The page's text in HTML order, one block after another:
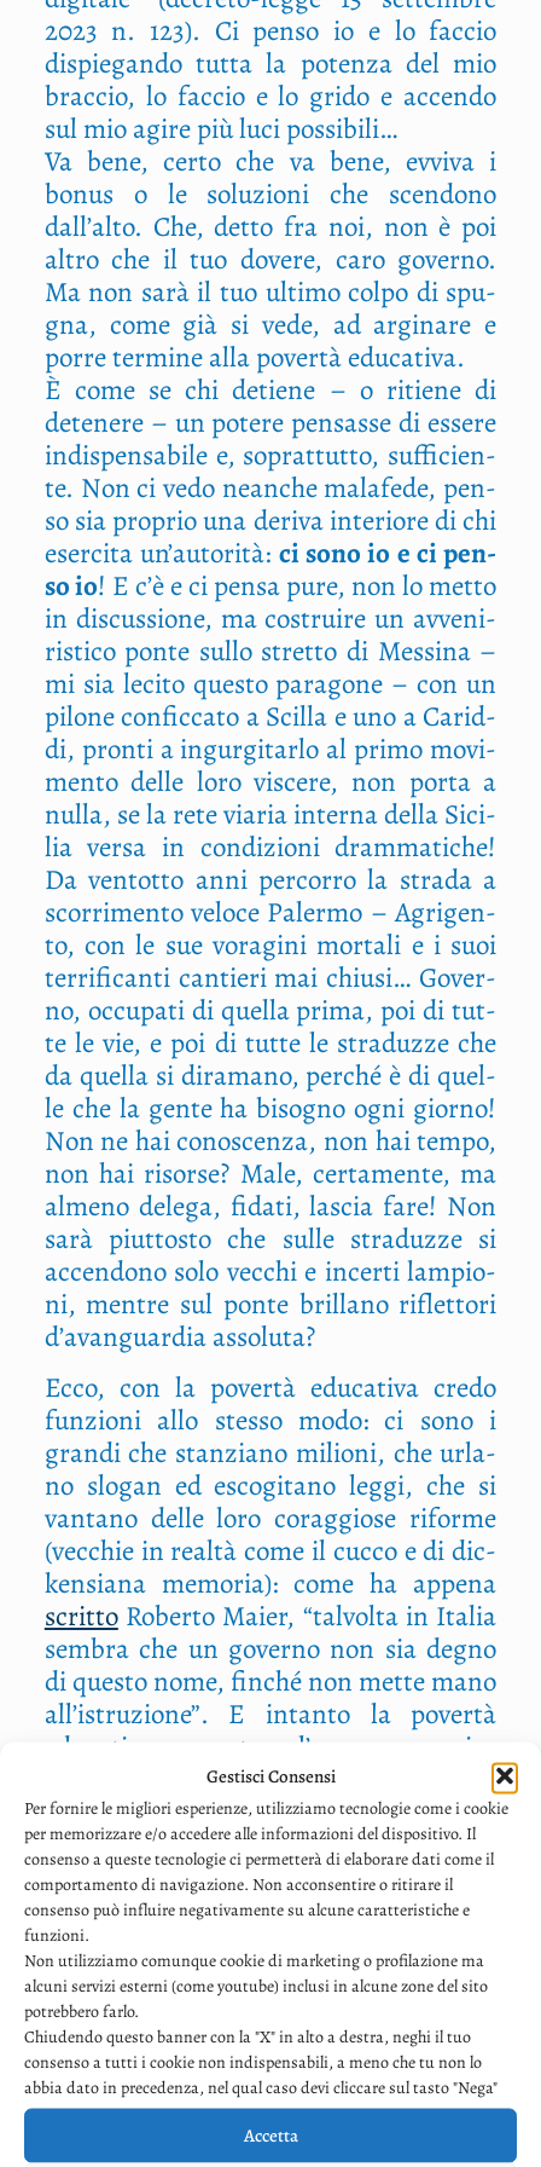
Gestisci Consensi
Per fornire le migliori esperienze, utilizziamo tecnologie come i cookie
per memorizzare e/o accedere alle informazioni del dispositivo. Il
consenso a queste tecnologie ci permetterà di elaborare dati come il
comportamento di navigazione. Non acconsentire o ritirare il
consenso può influire negativamente su alcune caratteristiche e
funzioni.
Non utilizziamo comunque cookie di marketing o profilazione ma
alcuni servizi esterni (come youtube) inclusi in alcune zone del sito
potrebbero farlo.
Chiudendo questo banner con la "X" in alto a destra, neghi il tuo
consenso a tutti i cookie non indispensabili, a meno che tu non lo
abbia dato in precedenza, nel qual caso devi cliccare sul tasto "Nega"
Accetta
2023 n. 123). Ci pen­so io e lo fac­cio
dispie­gan­do tut­ta la poten­za del mio
brac­cio, lo fac­cio e lo gri­do e accen­do
sul mio agi­re più luci possibili…
Va bene, cer­to che va bene, evvi­va i
bonus o le solu­zio­ni che scen­do­no
dall’alto. Che, det­to fra noi, non è poi
altro che il tuo dove­re, caro gover­no.
Ma non sarà il tuo ulti­mo col­po di spu­
gna, come già si vede, ad argi­na­re e
por­re ter­mi­ne alla pover­tà educativa.
È come se chi detie­ne – o ritie­ne di
dete­ne­re – un pote­re pen­sas­se di esse­re
indi­spen­sa­bi­le e, soprat­tut­to, suf­fi­cien­
te. Non ci vedo nean­che mala­fe­de, pen­
so sia pro­prio una deri­va inte­rio­re di chi
eser­ci­ta un’autorità: ci sono io e ci pen­
so io! E c’è e ci pen­sa pure, non lo met­to
in discus­sio­ne, ma costrui­re un avve­ni­
ri­sti­co pon­te sul­lo stret­to di Mes­si­na –
mi sia leci­to que­sto para­go­ne – con un
pilo­ne con­fic­ca­to a Scil­la e uno a Carid­
di, pron­ti a ingur­gi­tar­lo al pri­mo movi­
men­to del­le loro visce­re, non por­ta a
nul­la, se la rete via­ria inter­na del­la Sici­
lia ver­sa in con­di­zio­ni dram­ma­ti­che!
Da ven­tot­to anni per­cor­ro la stra­da a
scor­ri­men­to velo­ce Paler­mo – Agri­gen­
to, con le sue vora­gi­ni mor­ta­li e i suoi
ter­ri­fi­can­ti can­tie­ri mai chiu­si… Gover­
no, occu­pa­ti di quel­la pri­ma, poi di tut­
te le vie, e poi di tut­te le stra­duz­ze che
da quel­la si dira­ma­no, per­ché è di quel­
le che la gen­te ha biso­gno ogni gior­no!
Non ne hai cono­scen­za, non hai tem­po,
non hai risor­se? Male, cer­ta­men­te, ma
alme­no dele­ga, fida­ti, lascia fare! Non
sarà piut­to­sto che sul­le stra­duz­ze si
accen­do­no solo vec­chi e incer­ti lam­pio­
ni, men­tre sul pon­te bril­la­no riflet­to­ri
d’avanguardia assoluta?
Ecco, con la pover­tà edu­ca­ti­va cre­do
fun­zio­ni allo stes­so modo: ci sono i
gran­di che stan­zia­no milio­ni, che urla­
no slo­gan ed esco­gi­ta­no leg­gi, che si
van­ta­no del­le loro corag­gio­se rifor­me
(vec­chie in real­tà come il cuc­co e di dic­
ken­sia­na memo­ria): come ha appe­na
scrit­toRober­to Maier, “tal­vol­ta in Ita­lia
sem­bra che un gover­no non sia degno
di que­sto nome, fin­ché non met­te mano
all’istruzione”. E intan­to la pover­tà
edu­ca­ti­va aumen­ta, e l’ascensore socia­
le è bloc­ca­to e la for­bi­ce del­la disu­gua­
glian­za si diva­ri­ca sen­za sosta…
E allo­ra ecco le pic­co­le asso­cia­zio­ni che
si rim­boc­ca­no le mani­che e lavo­ra­no,
pia­no pia­no, silen­zio­sa­men­te, nel­le
viuz­ze dove non si accen­do­no nem­me­
no i lam­pio­ni comu­na­li, per­ché qual­cu­
no li ha pre­si a sas­sa­te e nes­su­no si dà
la bri­ga di cam­bia­re la lam­pa­di­na fran­
tu­ma­ta. Ecco le asso­cia­zio­ni che, una in
un modo, una in un altro, avvol­go­no i
ragaz­zi in un man­tel­lo di sen­so, di